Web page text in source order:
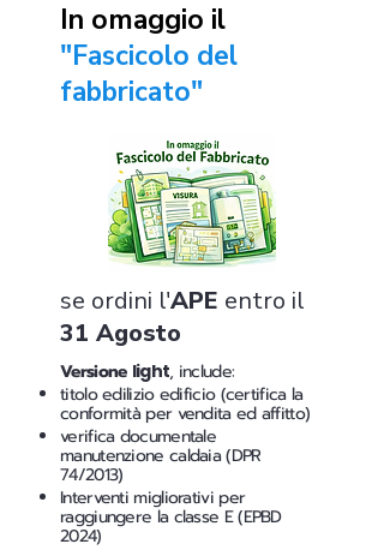
In omaggio il
"Fascicolo del
fabbricato"
se ordini l'APE entro il
31 Agosto
Versione light, include:
titolo edilizio edificio (certifica la
conformità per vendita ed affitto)
verifica documentale
manutenzione caldaia (DPR
74/2013)
Interventi migliorativi per
raggiungere la classe E (EPBD
2024)